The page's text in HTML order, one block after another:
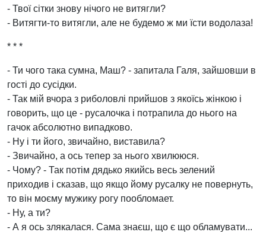
- Твої сітки знову нічого не витягли?
- Витягти-то витягли, але не будемо ж ми їсти водолаза!
* * *
- Ти чого така сумна, Маш? - запитала Галя, зайшовши в
гості до сусідки.
- Так мій вчора з риболовлі прийшов з якоїсь жінкою і
говорить, що це - русалочка і потрапила до нього на
гачок абсолютно випадково.
- Ну і ти його, звичайно, виставила?
- Звичайно, а ось тепер за нього хвилююся.
- Чому? - Так потім дядько якийсь весь зелений
приходив і сказав, що якщо йому русалку не повернуть,
то він моєму мужику рогу пообломает.
- Ну, а ти?
- А я ось злякалася. Сама знаєш, що є що обламувати...